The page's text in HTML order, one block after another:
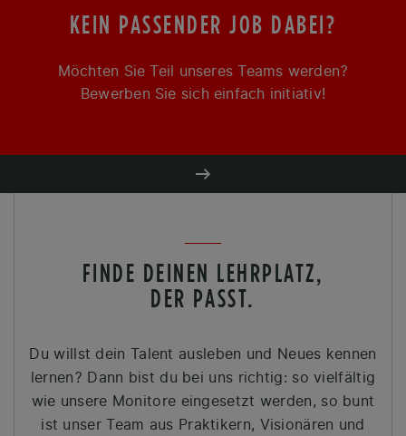
KEIN PASSENDER JOB DABEI?
Möchten Sie Teil unseres Teams werden?
Bewerben Sie sich einfach initiativ!
FINDE DEINEN LEHRPLATZ,
DER PASST.
Du willst dein Talent ausleben und Neues kennen
lernen? Dann bist du bei uns richtig: so vielfältig
wie unsere Monitore eingesetzt werden, so bunt
ist unser Team aus Praktikern, Visionären und